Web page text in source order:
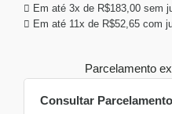
Em até 3x de R$183,00 sem
Em até 11x de R$52,65 com
Parcelamento
Consultar Parcelamento